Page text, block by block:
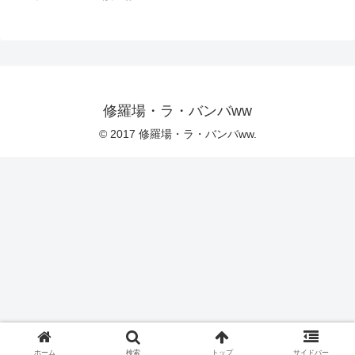
修羅場・ラ・バンバww
© 2017 修羅場・ラ・バンバww.
ホーム 検索 トップ サイドバー